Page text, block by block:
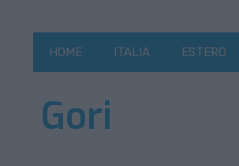
HOME ITALIA ESTERO
Gori